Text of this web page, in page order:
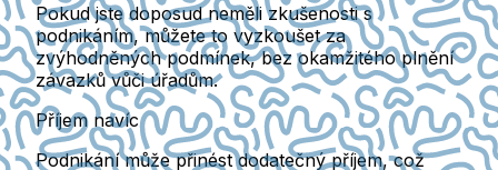
Pokud jste doposud neměli zkušenosti s
podnikáním, můžete to vyzkoušet za
zvýhodněných podmínek,bez okamžitého plnění
závazků vůči úřadům.
Příjem navíc
Podnikání můžepřinést dodatečný příjem, což